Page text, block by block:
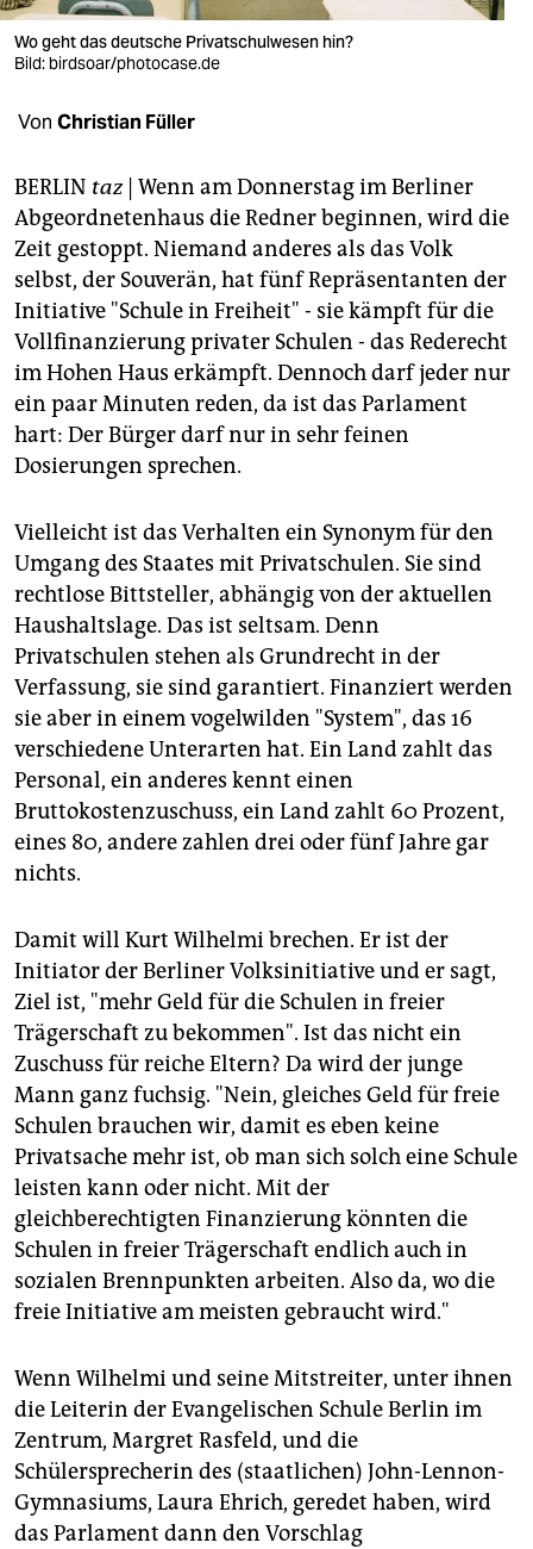
verlag
verlag
veranstaltungen
fragen & hilfe
unterstützen
abo
genossenschaft
epaper login
Wo geht das deutsche Privatschulwesen hin?
Bild: birdsoar/photocase.de
Von Christian Füller
BERLIN taz| Wenn am Donnerstag im Berliner
Abgeordnetenhaus die Redner beginnen, wird die
Zeit gestoppt. Niemand anderes als das Volk
selbst, der Souverän, hat fünf Repräsentanten der
Initiative "Schule in Freiheit" - sie kämpft für die
Vollfinanzierung privater Schulen - das Rederecht
im Hohen Haus erkämpft. Dennoch darf jeder nur
ein paar Minuten reden, da ist das Parlament
hart: Der Bürger darf nur in sehr feinen
Dosierungen sprechen.
Vielleicht ist das Verhalten ein Synonym für den
Umgang des Staates mit Privatschulen. Sie sind
rechtlose Bittsteller, abhängig von der aktuellen
Haushaltslage. Das ist seltsam. Denn
Privatschulen stehen als Grundrecht in der
Verfassung, sie sind garantiert. Finanziert werden
sie aber in einem vogelwilden "System", das 16
verschiedene Unterarten hat. Ein Land zahlt das
Personal, ein anderes kennt einen
Bruttokostenzuschuss, ein Land zahlt 60 Prozent,
eines 80, andere zahlen drei oder fünf Jahre gar
nichts.
Damit will Kurt Wilhelmi brechen. Er ist der
Initiator der Berliner Volksinitiative und er sagt,
Ziel ist, "mehr Geld für die Schulen in freier
Trägerschaft zu bekommen". Ist das nicht ein
Zuschuss für reiche Eltern? Da wird der junge
Mann ganz fuchsig. "Nein, gleiches Geld für freie
Schulen brauchen wir, damit es eben keine
Privatsache mehr ist, ob man sich solch eine Schule
leisten kann oder nicht. Mit der
gleichberechtigten Finanzierung könnten die
Schulen in freier Trägerschaft endlich auch in
sozialen Brennpunkten arbeiten. Also da, wo die
freie Initiative am meisten gebraucht wird."
Wenn Wilhelmi und seine Mitstreiter, unter ihnen
die Leiterin der Evangelischen Schule Berlin im
Zentrum, Margret Rasfeld, und die
Schülersprecherin des (staatlichen) John-Lennon-
Gymnasiums, Laura Ehrich, geredet haben, wird
das Parlament dann den Vorschlag